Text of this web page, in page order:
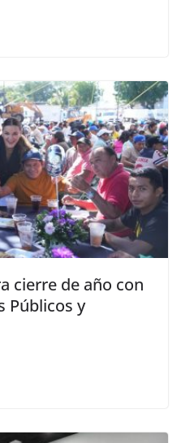
cierre de año con
Públicos y